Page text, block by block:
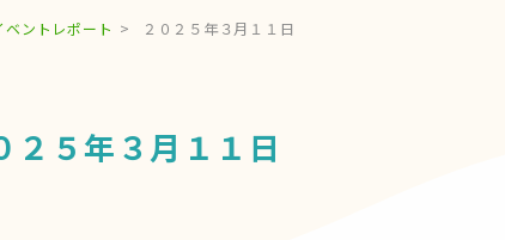
ベントレポート ２０２５年３月１１日
２５年３月１１日